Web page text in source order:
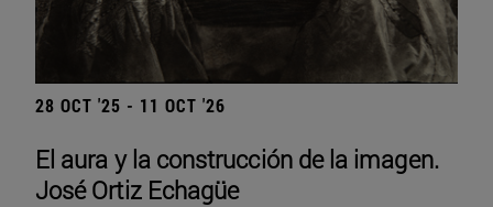
28 OCT '25 - 11 OCT '26
El aura y la construcción de la imagen.
José Ortiz Echagüe